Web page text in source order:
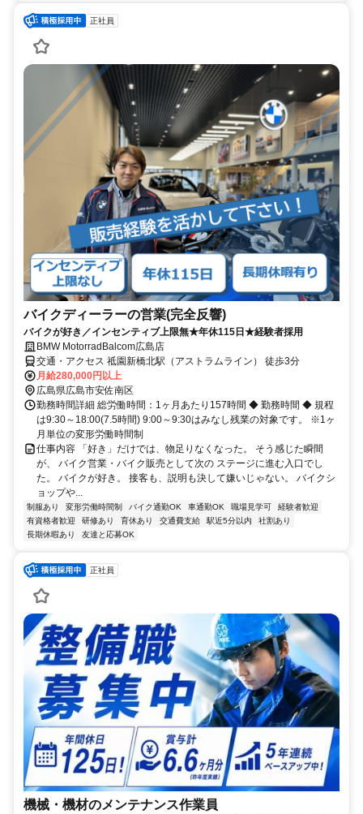
正社員
バイクディーラーの営業(完全反響)
バイクが好き／インセンティブ上限無★年休115日★経験者採用
BMW MotorradBalcom広島店
交通・アクセス 祗園新橋北駅（アストラムライン） 徒歩3分
月給280,000円以上
広島県広島市安佐南区
勤務時間詳細 総労働時間：1ヶ月あたり157時間 ◆ 勤務時間 ◆ 規程
は9:30～18:00(7.5時間) 9:00～9:30はみなし残業の対象です。 ※1ヶ
月単位の変形労働時間制
仕事内容 「好き」だけでは、物足りなくなった。 そう感じた瞬間
が、 バイク営業・バイク販売として次の ステージに進む入口でし
た。 バイクが好き。 接客も、説明も決して嫌いじゃない。 バイクシ
ョップや...
制服あり 変形労働時間制 バイク通勤OK 車通勤OK 職場見学可
経験者歓迎
有資格者歓迎
研修あり 育休あり 交通費支給 駅近5分以内
社割あり
長期休暇あり
友達と応募OK
正社員
機械・機材のメンテナンス作業員